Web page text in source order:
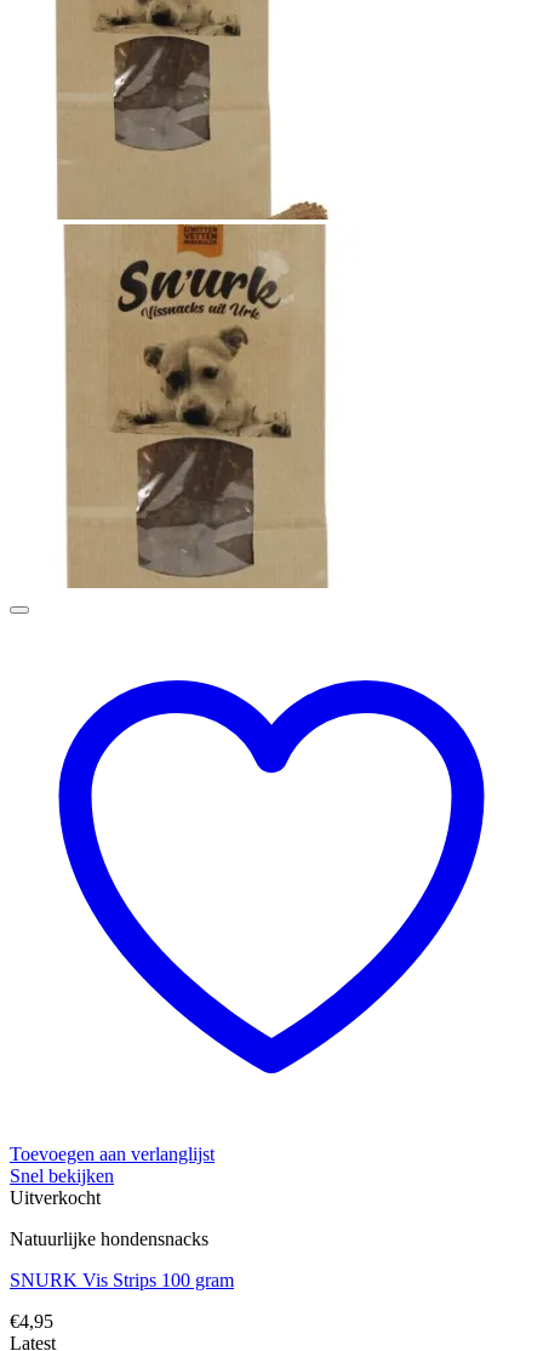
Toevoegen aan verlanglijst
Snel bekijken
Uitverkocht
Natuurlijke hondensnacks
SNURK Vis Strips 100 gram
€4,95
Latest